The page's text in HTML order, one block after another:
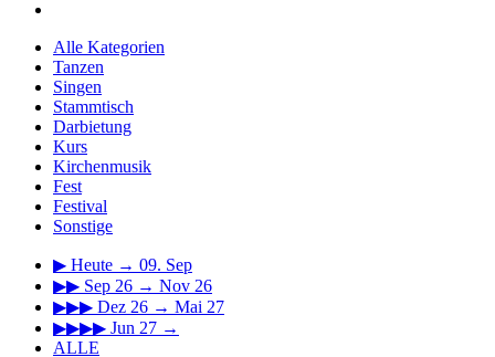
Alle Kategorien
Tanzen
Singen
Stammtisch
Darbietung
Kurs
Kirchenmusik
Fest
Festival
Sonstige
▶ Heute → 09. Sep
▶▶ Sep 26 → Nov 26
▶▶▶ Dez 26 → Mai 27
▶▶▶▶ Jun 27 →
ALLE